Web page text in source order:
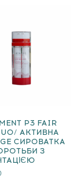
P3 FAIR
АКТИВНА
СИРОВАТКА
З